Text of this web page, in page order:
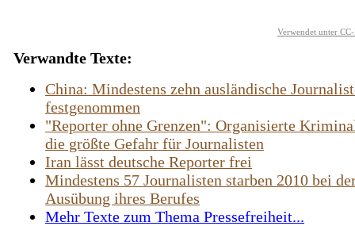
Verwendet unter
Verwandte Texte:
China: Mindestens zehn ausländische
festgenommen
"Reporter ohne Grenzen": Organisierte
die größte Gefahr für Journalisten
Iran lässt deutsche Reporter frei
Mindestens 57 Journalisten starben 2010 bei
Ausübung ihres Berufes
Mehr Texte zum Thema Pressefreiheit...